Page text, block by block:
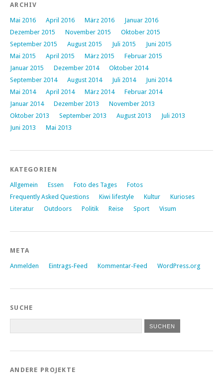
ARCHIV
Mai 2016 April 2016 März 2016
Januar 2016
Dezember 2015
November 2015
Oktober 2015
September 2015
August 2015 Juli 2015
Juni 2015
Mai 2015
April 2015 März 2015
Februar 2015
Januar 2015
Dezember 2014
Oktober 2014
September 2014
August 2014 Juli 2014
Juni 2014
Mai 2014
April 2014 März 2014
Februar 2014
Januar 2014
Dezember 2013
November 2013
Oktober 2013
September 2013 August 2013
Juli 2013
Juni 2013
Mai 2013
KATEGORIEN
Allgemein Essen Foto des Tages
Fotos
Frequently Asked Questions
Kiwi lifestyle Kultur
Kurioses
Literatur
Outdoors Politik Reise Sport Visum
META
Anmelden Eintrags-Feed Kommentar-Feed WordPress.org
SUCHE
ANDERE PROJEKTE